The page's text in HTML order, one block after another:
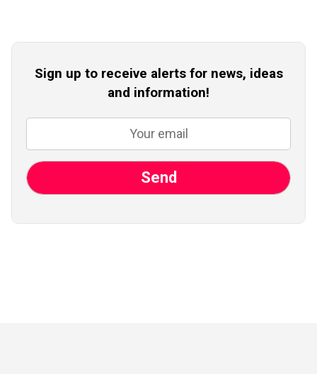
Sign up to receive alerts for news, ideas
and information!